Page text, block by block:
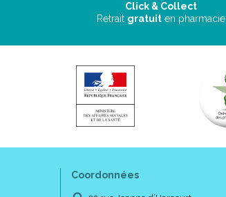
Click & Collect
Retrait gratuit en pharmacie
Coordonnées